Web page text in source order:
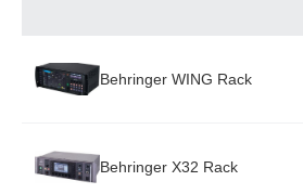
Behringer WING Rack
Behringer X32 Rack